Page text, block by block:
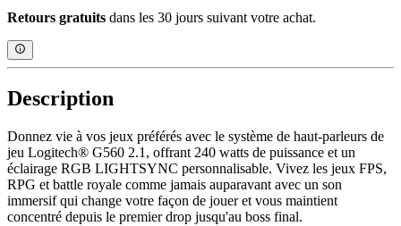
Retours gratuits dans les 30 jours suivant votre achat.
Description
Donnez vie à vos jeux préférés avec le système de haut-parleurs de
jeu Logitech® G560 2.1, offrant 240 watts de puissance et un
éclairage RGB LIGHTSYNC personnalisable. Vivez les jeux FPS,
RPG et battle royale comme jamais auparavant avec un son
immersif qui change votre façon de jouer et vous maintient
concentré depuis le premier drop jusqu'au boss final.